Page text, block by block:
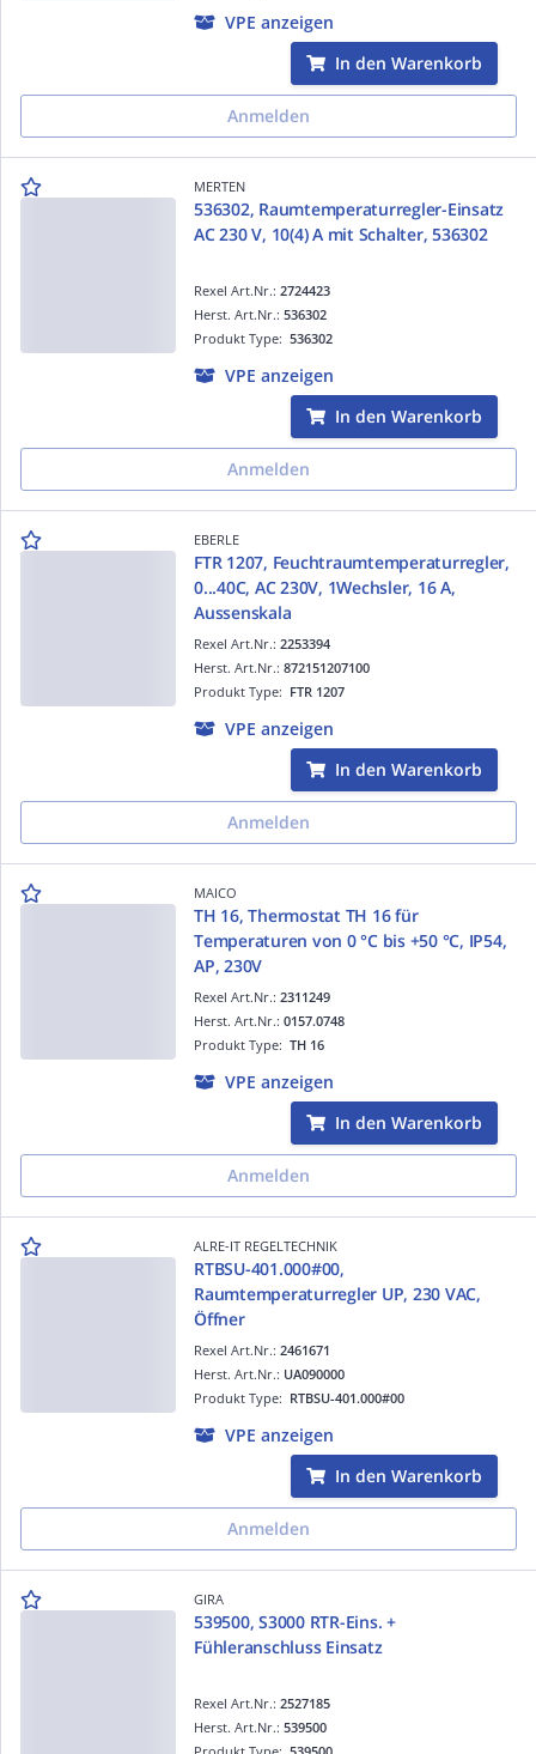
VPE anzeigen
In den Warenkorb
Anmelden
MERTEN
536302, Raumtemperaturregler-Einsatz
AC 230 V, 10(4) A mit Schalter, 536302
Rexel Art.Nr.: 2724423
Produkt Type: 536302
Herst. Art.Nr.: 536302
VPE anzeigen
In den Warenkorb
Anmelden
EBERLE
FTR 1207, Feuchtraumtemperaturregler,
0...40C, AC 230V, 1Wechsler, 16 A,
Aussenskala
Rexel Art.Nr.: 2253394
Produkt Type: FTR 1207
Herst. Art.Nr.: 872151207100
VPE anzeigen
In den Warenkorb
Anmelden
MAICO
TH 16, Thermostat TH 16 für
Temperaturen von 0 °C bis +50 °C, IP54,
AP, 230V
Rexel Art.Nr.: 2311249
Produkt Type: TH 16
Herst. Art.Nr.: 0157.0748
VPE anzeigen
In den Warenkorb
Anmelden
ALRE-IT REGELTECHNIK
RTBSU-401.000#00,
Raumtemperaturregler UP, 230 VAC,
Öffner
Rexel Art.Nr.: 2461671
Produkt Type: RTBSU-401.000#00
Herst. Art.Nr.: UA090000
VPE anzeigen
In den Warenkorb
Anmelden
GIRA
539500, S3000 RTR-Eins. +
Fühleranschluss Einsatz
Rexel Art.Nr.: 2527185
Herst. Art.Nr.: 539500